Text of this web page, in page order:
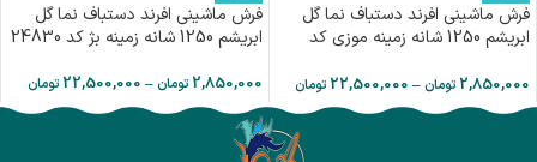
فرش ماشینی افرند دستباف نما گل
ابریشم 1250 شانه زمینه موزی کد
2,850,000 تومان–
22,500,000 تومان
فرش ماشینی افرند دستباف نما گل
ابریشم 1250 شانه زمینه بژ کد 24830
2,850,000 تومان–
22,500,000 تومان